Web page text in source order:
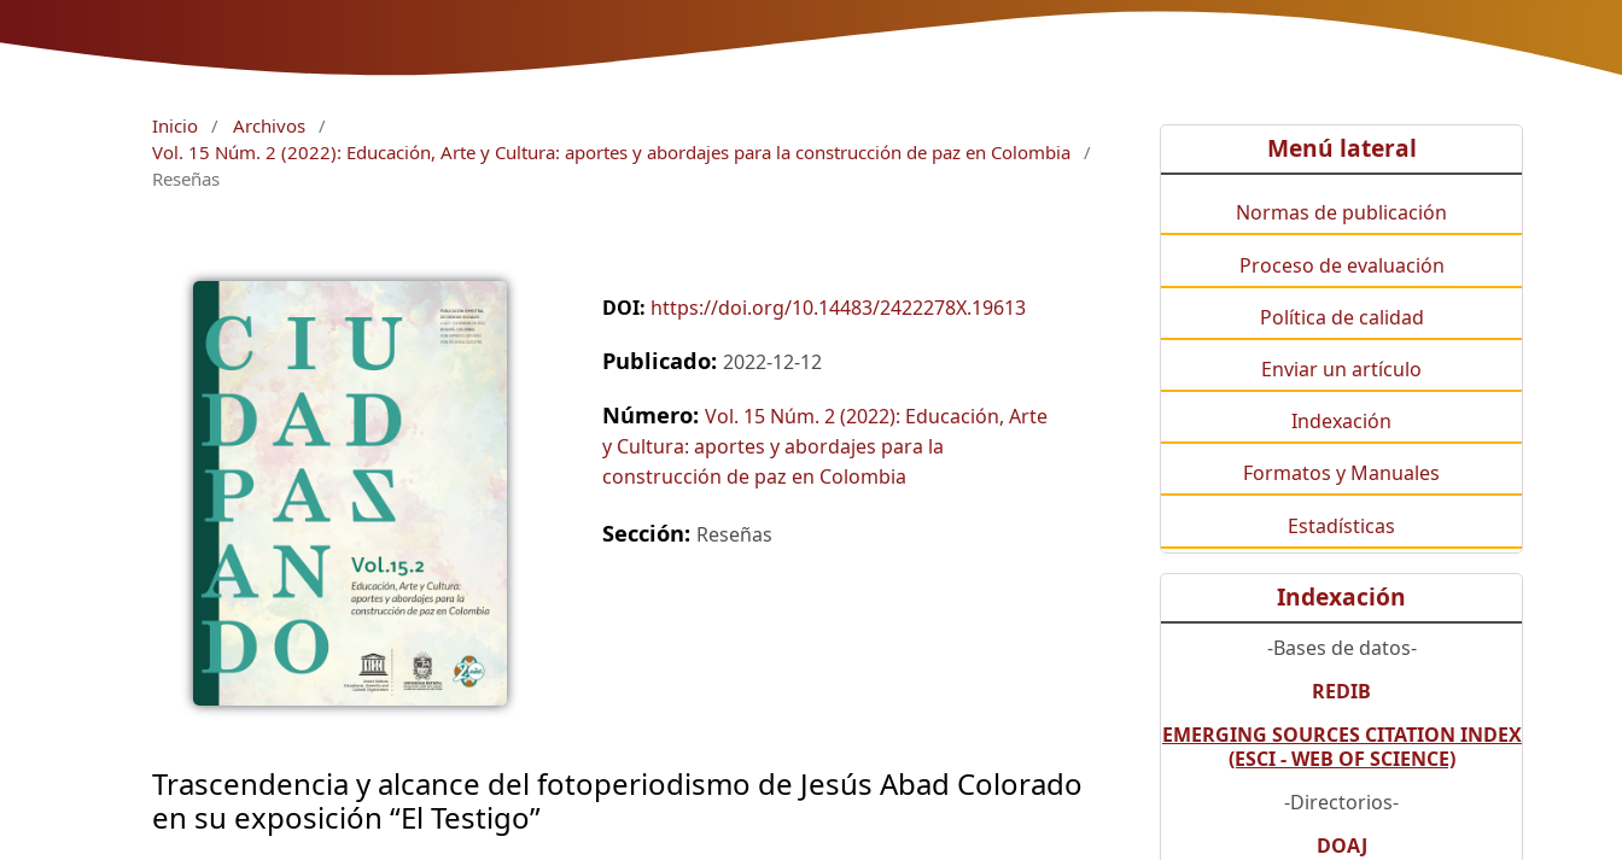
Inicio / Archivos /
Vol. 15 Núm. 2 (2022): Educación, Arte y Cultura: aportes y abordajes para la construcción de paz en Colombia /
Reseñas
DOI: https://doi.org/10.14483/2422278X.19613
Publicado: 2022-12-12
Número: Vol. 15 Núm. 2 (2022): Educación, Arte
y Cultura: aportes y abordajes para la
construcción de paz en Colombia
Sección: Reseñas
Trascendencia y alcance del fotoperiodismo de Jesús Abad Colorado
en su exposición “El Testigo”
Menú lateral
Normas de publicación
Proceso de evaluación
Política de calidad
Enviar un artículo
Indexación
Formatos y Manuales
Estadísticas
Indexación
-Bases de datos-
REDIB
EMERGING SOURCES CITATION INDEX
(ESCI - WEB OF SCIENCE)
-Directorios-
DOAJ